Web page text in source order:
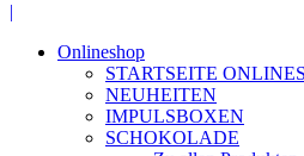
in
window
|
Onlineshop
STARTSEITE
NEUHEITEN
IMPULSBOXEN
SCHOKOLADE